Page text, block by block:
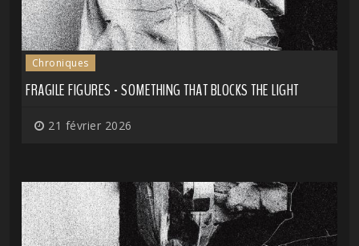
Chroniques
FRAGILE FIGURES - SOMETHING THAT BLOCKS THE LIGHT
21 février 2026